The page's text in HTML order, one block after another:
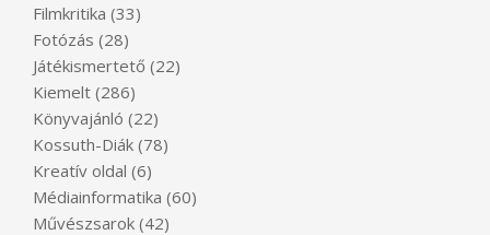
Filmkritika (33)
Fotózás (28)
Játékismertető (22)
Kiemelt (286)
Könyvajánló (22)
Kossuth-Diák (78)
Kreatív oldal (6)
Médiainformatika (60)
Művészsarok (42)